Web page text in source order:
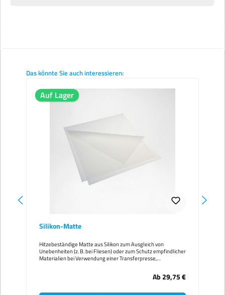
Produktgalerie überspringen
Das könnte Sie auch interessieren:
Auf Lager
Silikon-Matte
Hitzebeständige Matte aus Silikon zum Ausgleich von
Unebenheiten (z. B. bei Fliesen) oder zum Schutz empfindlicher
Materialien bei Verwendung einer Transferpresse,
Ab29,75 €